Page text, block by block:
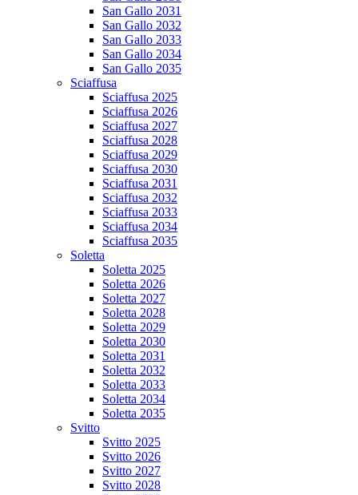
San Gallo 2031
San Gallo 2032
San Gallo 2033
San Gallo 2034
San Gallo 2035
Sciaffusa
Sciaffusa 2025
Sciaffusa 2026
Sciaffusa 2027
Sciaffusa 2028
Sciaffusa 2029
Sciaffusa 2030
Sciaffusa 2031
Sciaffusa 2032
Sciaffusa 2033
Sciaffusa 2034
Sciaffusa 2035
Soletta
Soletta 2025
Soletta 2026
Soletta 2027
Soletta 2028
Soletta 2029
Soletta 2030
Soletta 2031
Soletta 2032
Soletta 2033
Soletta 2034
Soletta 2035
Svitto
Svitto 2025
Svitto 2026
Svitto 2027
Svitto 2028